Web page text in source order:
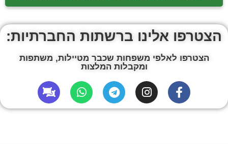
הצטרפו אלינו ברשתות החברתיות:
הצטרפו לאלפי משפחות שכבר מטיילות, משתפות
ומקבלות המלצות